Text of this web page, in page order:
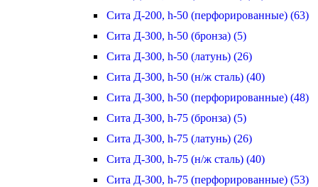
Сита Д-200, h-50 (перфорированные) (63)
Сита Д-300, h-50 (бронза) (5)
Сита Д-300, h-50 (латунь) (26)
Сита Д-300, h-50 (н/ж сталь) (40)
Сита Д-300, h-50 (перфорированные) (48)
Сита Д-300, h-75 (бронза) (5)
Сита Д-300, h-75 (латунь) (26)
Сита Д-300, h-75 (н/ж сталь) (40)
Сита Д-300, h-75 (перфорированные) (53)